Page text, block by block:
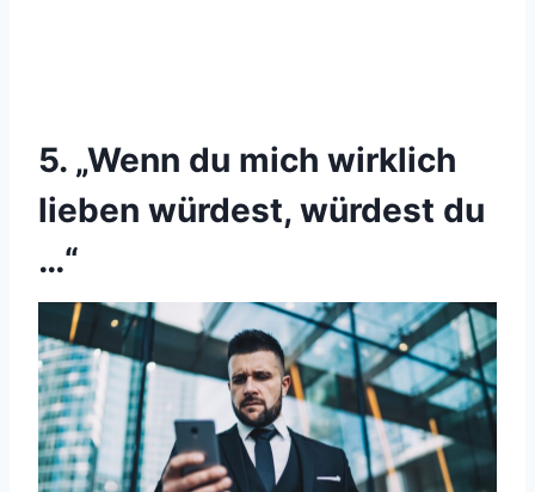
5. „Wenn du mich wirklich
lieben würdest, würdest du
…“